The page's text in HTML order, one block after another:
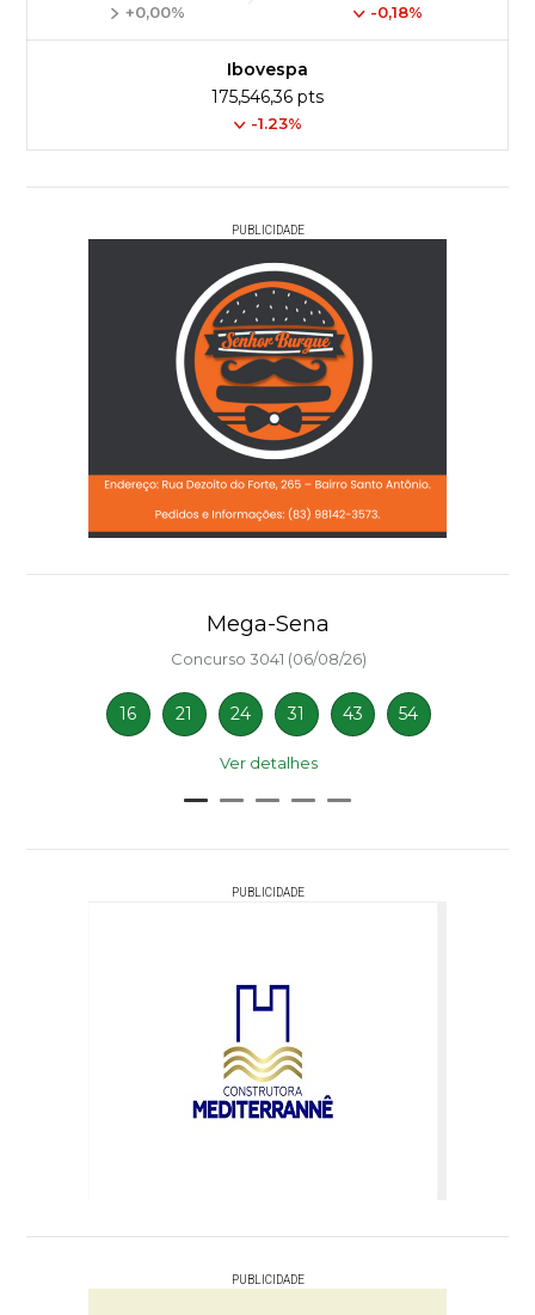
+0,00% -0,18%
Ibovespa
175,546,36 pts
-1.23%
PUBLICIDADE
Mega-Sena
Concurso 3041 (06/08/26)
16 21 24 31 43 54
Ver detalhes
PUBLICIDADE
PUBLICIDADE